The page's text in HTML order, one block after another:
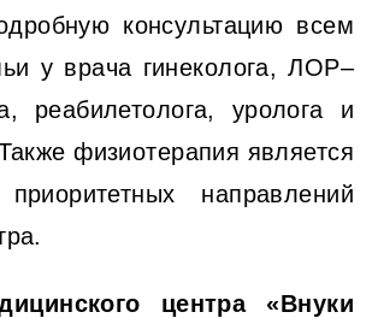
консультацию всем
у врача гинеколога, ЛОР–
реабилетолога, уролога и
физиотерапия является
направлений
центра «Внуки